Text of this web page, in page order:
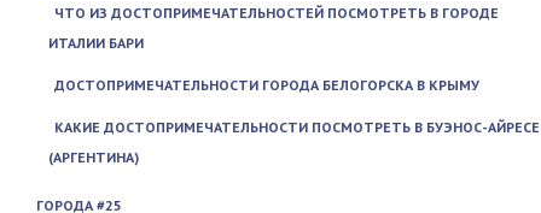
ЧТО ИЗ ДОСТОПРИМЕЧАТЕЛЬНОСТЕЙ ПОСМОТРЕТЬ В ГОРОДЕ
ИТАЛИИ БАРИ
ДОСТОПРИМЕЧАТЕЛЬНОСТИ ГОРОДА БЕЛОГОРСКА В КРЫМУ
КАКИЕ ДОСТОПРИМЕЧАТЕЛЬНОСТИ ПОСМОТРЕТЬ В БУЭНОС-АЙРЕСЕ
(АРГЕНТИНА)
ГОРОДА #25